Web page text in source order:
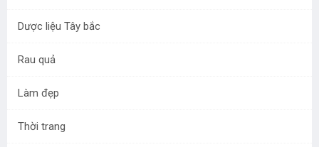
Dược liệu Tây bắc
Rau quả
Làm đẹp
Thời trang